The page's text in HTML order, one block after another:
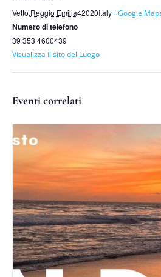
Vetto,Reggio Emilia42020Italy+ Google
Numero di telefono
39 353 4600439
Visualizza il sito del Luogo
Eventi correlati